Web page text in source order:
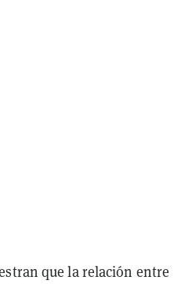
que la relación entre